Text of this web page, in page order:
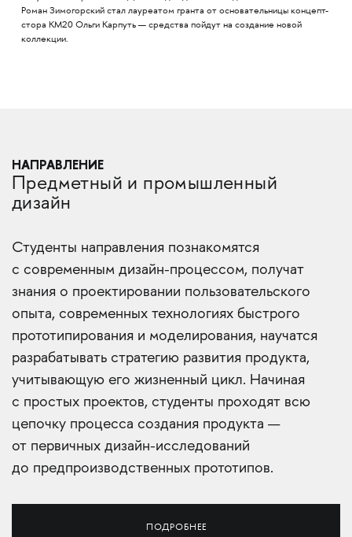
Роман Зимогорский стал лауреатом гранта от основательницы концепт-
стора КМ20 Ольги Карпуть — средства пойдут на создание новой
коллекции.​
НАПРАВЛЕНИЕ
Предметный и промышленный
дизайн
Студенты направления познакомятся
с современным дизайн-процессом, получат
знания о проектировании пользовательского
опыта, современных технологиях быстрого
прототипирования и моделирования, научатся
разрабатывать стратегию развития продукта,
учитывающую его жизненный цикл. Начиная
с простых проектов, студенты проходят всю
цепочку процесса создания продукта —
от первичных дизайн-исследований
до предпроизводственных прототипов.
ПОДРОБНЕЕ